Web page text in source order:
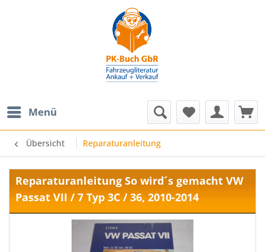
Menü
Übersicht Reparaturanleitung
Reparaturanleitung So wird´s gemacht VW
Passat VII / 7 Typ 3C / 36, 2010-2014